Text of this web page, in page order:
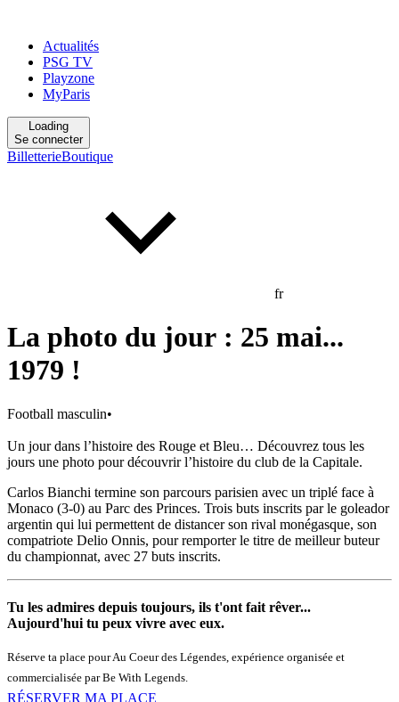
Actualités
PSG TV
Playzone
MyParis
Loading
Se connecter
BilletterieBoutique
fr
La photo du jour : 25 mai...
1979 !
Football masculin•
Un jour dans l’histoire des Rouge et Bleu… Découvrez tous les
jours une photo pour découvrir l’histoire du club de la Capitale.
Carlos Bianchi termine son parcours parisien avec un triplé face à
Monaco (3-0) au Parc des Princes. Trois buts inscrits par le goleador
argentin qui lui permettent de distancer son rival monégasque, son
compatriote Delio Onnis, pour remporter le titre de meilleur buteur
du championnat, avec 27 buts inscrits.
Tu les admires depuis toujours, ils t'ont fait rêver...
Aujourd'hui tu peux vivre avec eux.
Réserve ta place pour Au Coeur des Légendes, expérience organisée et
commercialisée par Be With Legends.
RÉSERVER MA PLACE